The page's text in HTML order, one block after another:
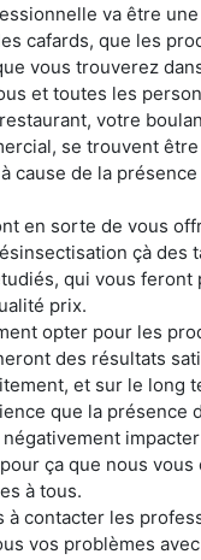
va être
cafards, que les
vous trouverez
et toutes les
votre
se trouvent
cause de la
en sorte de vous
çà des
qui vous feront
prix.
opter pour les
des résultats
et sur le long
que la présence
ça que nous vous
à tous.
à contacter les
vos problèmes